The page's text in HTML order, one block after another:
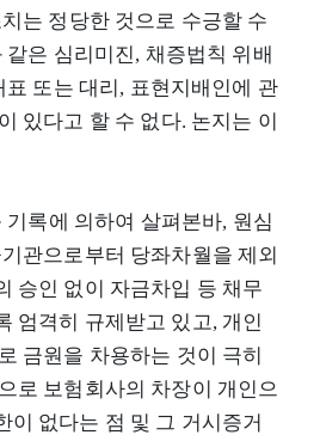
는 정당한 것으로 수긍할 수
은 심리미진, 채증법칙 위배
표 또는 대리, 표현지배인에 관
있다고 할 수 없다. 논지는 이
록에 의하여 살펴본바, 원심
관으로부터 당좌차월을 제외
승인 없이 자금차입 등 채무
엄격히 규제받고 있고, 개인
금원을 차용하는 것이 극히
로 보험회사의 차장이 개인으
이 없다는 점 및 그 거시증거